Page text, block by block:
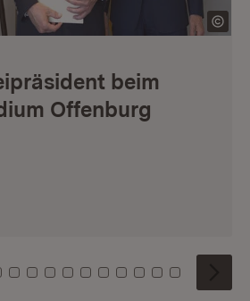
beim
Offenburg
0 1 2 3
Kachel: 4
Zu Kachel: 5
Zu Kachel: 6
Zu Kachel: 7
Zu Kachel: 8
Zu Kachel: 9
Zu Kachel: 10
Zu Kachel: 11
Zu Kachel: 12
Zu Kachel:
Zu